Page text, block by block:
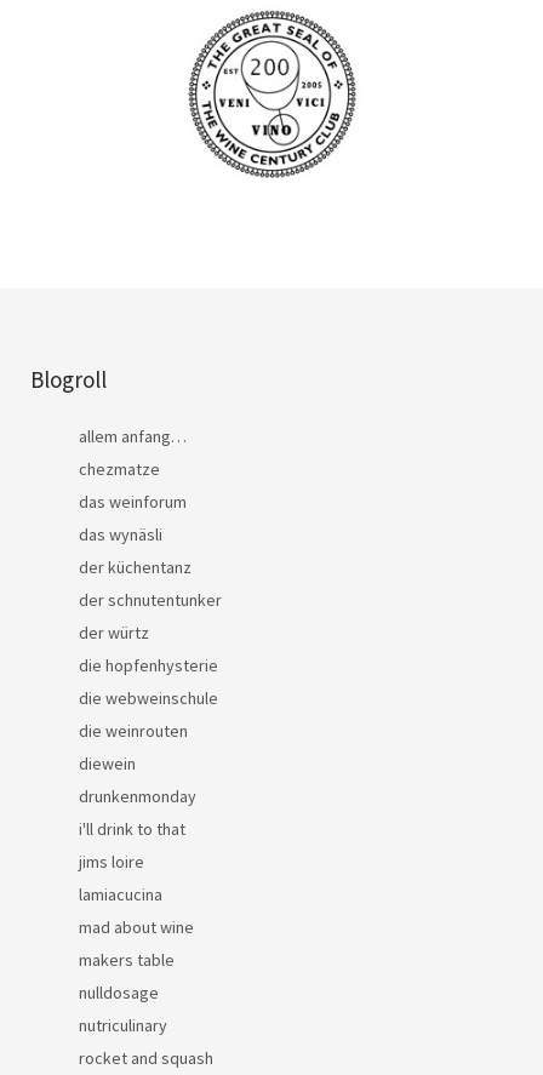
Blogroll
allem anfang…
chezmatze
das weinforum
das wynäsli
der küchentanz
der schnutentunker
der würtz
die hopfenhysterie
die webweinschule
die weinrouten
diewein
drunkenmonday
i'll drink to that
jims loire
lamiacucina
mad about wine
makers table
nulldosage
nutriculinary
rocket and squash